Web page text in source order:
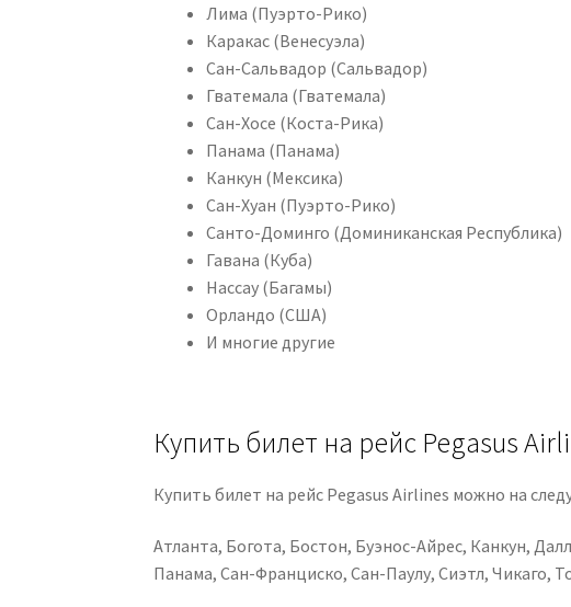
Лима (Пуэрто-Рико)
Каракас (Венесуэла)
Сан-Сальвадор (Сальвадор)
Гватемала (Гватемала)
Сан-Хосе (Коста-Рика)
Панама (Панама)
Канкун (Мексика)
Сан-Хуан (Пуэрто-Рико)
Санто-Доминго (Доминиканская Республика)
Гавана (Куба)
Нассау (Багамы)
Орландо (США)
И многие другие
Купить билет на рейс Pegasus
Купить билет на рейс Pegasus Airlines можно на
Атланта, Богота, Бостон, Буэнос-Айрес, Канкун,
Панама, Сан-Франциско, Сан-Паулу, Сиэтл, Чикаго,